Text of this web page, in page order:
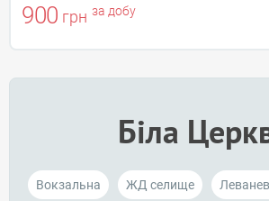
900 грн за добу
Біла
Вокзальна ЖД селище